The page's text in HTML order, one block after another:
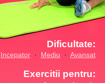
Dificultate:
Incepator·Mediu·Avansat
Exercitii pentru: